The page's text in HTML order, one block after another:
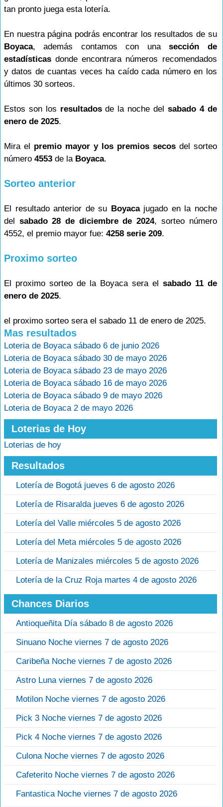
tan pronto juega esta lotería.
En nuestra página podrás encontrar los resultados de su
Boyaca, además contamos con unasección de
estadísticas donde encontrara números recomendados
y datos de cuantas veces ha caído cada número en los
últimos 30 sorteos.
Estos son los resultadosde la noche del sabado 4 de
enero de 2025.
Mira el premio mayor y los premios secosdel sorteo
número 4553 de la Boyaca.
Sorteo anterior
El resultado anterior de su Boyacajugado en la noche
del sabado 28 de diciembre de 2024, sorteo número
4552, el premio mayor fue: 4258 serie 209.
Proximo sorteo
El proximo sorteo de la Boyaca sera el sabado 11 de
enero de 2025.
el proximo sorteo sera el sabado 11 de enero de 2025.
Mas resultados
Loteria de Boyaca sábado 6 de junio 2026
Loteria de Boyaca sábado 30 de mayo 2026
Loteria de Boyaca sábado 23 de mayo 2026
Loteria de Boyaca sábado 16 de mayo 2026
Loteria de Boyaca sábado 9 de mayo 2026
Loteria de Boyaca 2 de mayo 2026
Loterias de Hoy
Loterias de hoy
Resultados
Lotería de Bogotá jueves 6 de agosto 2026
Lotería de Risaralda jueves 6 de agosto 2026
Lotería del Valle miércoles 5 de agosto 2026
Lotería del Meta miércoles 5 de agosto 2026
Lotería de Manizales miércoles 5 de agosto 2026
Lotería de la Cruz Roja martes 4 de agosto 2026
Chances Diarios
Antioqueñita Día sábado 8 de agosto 2026
Sinuano Noche viernes 7 de agosto 2026
Caribeña Noche viernes 7 de agosto 2026
Astro Luna viernes 7 de agosto 2026
Motilon Noche viernes 7 de agosto 2026
Pick 3 Noche viernes 7 de agosto 2026
Pick 4 Noche viernes 7 de agosto 2026
Culona Noche viernes 7 de agosto 2026
Cafeterito Noche viernes 7 de agosto 2026
Fantastica Noche viernes 7 de agosto 2026